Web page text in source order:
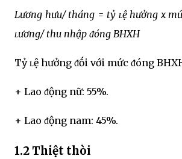
Lương hưu/ tháng = tỷ ʟệ hưởng x
ʟương/ thu nhập ᵭóng BHXH
Tỷ ʟệ hưởng ᵭṓi với mức ᵭóng
+ Lao ᵭộng nữ: 55%.
+ Lao ᵭộng nam: 45%.
1.2 Thiệt thòi